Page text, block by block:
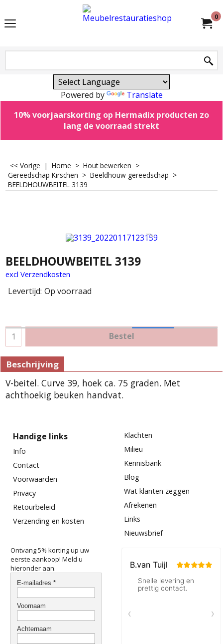
0
Powered by
Translate
10% voorjaarskorting op Hermadix producten zo
lang de voorraad strekt
<< Vorige | Home > Hout bewerken >
Gereedschap Kirschen > Beeldhouw gereedschap >
BEELDHOUWBEITEL 3139
BEELDHOUWBEITEL 3139
excl Verzendkosten
Levertijd: Op voorraad
Bestel
Beschrijving
V-beitel. Curve 39, hoek ca. 75 graden. Met
achthoekig beuken handvat.
Handige links
Info
Contact
Voorwaarden
Privacy
Retourbeleid
Verzending en kosten
Klachten
Milieu
Kennisbank
Blog
Wat klanten zeggen
Afrekenen
Links
Nieuwsbrief
Ontvang 5% korting up uw
eerste aankoop! Meld u
hieronder aan.